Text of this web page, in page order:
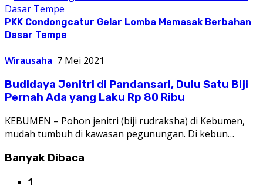
PKK Condongcatur Gelar Lomba Memasak Berbahan
Dasar Tempe
Wirausaha 7 Mei 2021
Budidaya Jenitri di Pandansari, Dulu Satu Biji
Pernah Ada yang Laku Rp 80 Ribu
KEBUMEN – Pohon jenitri (biji rudraksha) di Kebumen,
mudah tumbuh di kawasan pegunungan. Di kebun…
Banyak Dibaca
1